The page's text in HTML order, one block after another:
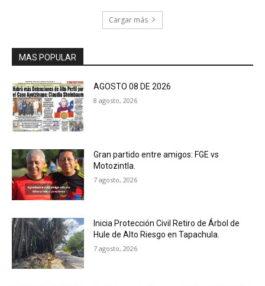
Cargar más
MAS POPULAR
AGOSTO 08 DE 2026
8 agosto, 2026
Gran partido entre amigos: FGE vs
Motozintla.
7 agosto, 2026
Inicia Protección Civil Retiro de Árbol de
Hule de Alto Riesgo en Tapachula.
7 agosto, 2026